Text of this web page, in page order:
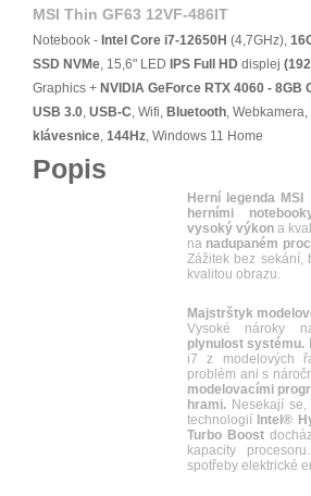
MSI Thin GF63 12VF-486IT
Notebook - Intel Core i7-12650H (4,7GHz),
SSD NVMe, 15,6" LED IPS Full HD displej
Graphics + NVIDIA GeForce RTX 4060 - 8GB
USB 3.0, USB-C, Wifi, Bluetooth, Webkamera,
klávesnice, 144Hz, Windows 11 Home
Popis
Herní legenda MSI
herními
vysoký výkon a
na nadupaném
Zážitek bez sekání,
kvalitou obrazu.
Majstrštyk
Vysoké nároky
plynulost systému.
i7 z modelových
problém ani s
modelovacími
hrami. Nesekají
technologií
Intel®
Turbo Boost
kapacity
spotřeby elektrické